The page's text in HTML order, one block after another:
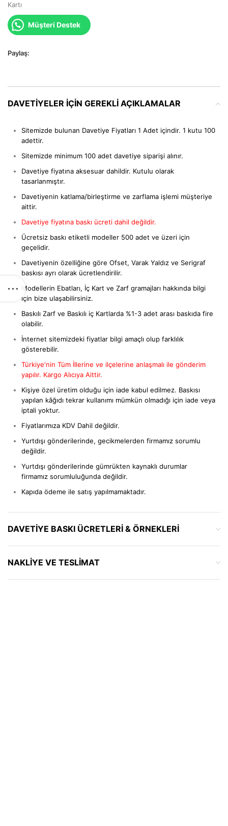
Kartı
Müşteri Destek
Paylaş:
DAVETIYELER IÇIN GEREKLI AÇIKLAMALAR
Sitemizde bulunan Davetiye Fiyatları 1 Adet içindir. 1 kutu 100
adettir.
Sitemizde minimum 100 adet davetiye siparişi alınır.
Davetiye fiyatına aksesuar dahildir. Kutulu olarak
tasarlanmıştır.
Davetiyenin katlama/birleştirme ve zarflama işlemi müşteriye
aittir.
Davetiye fiyatına baskı ücreti dahil değildir.
Ücretsiz baskı etiketli modeller 500 adet ve üzeri için
geçelidir.
Davetiyenin özelliğine göre Ofset, Varak Yaldız ve Serigraf
baskısı ayrı olarak ücretlendirilir.
Modellerin Ebatları, İç Kart ve Zarf gramajları hakkında bilgi
için bize ulaşabilirsiniz.
Baskılı Zarf ve Baskılı iç Kartlarda %1-3 adet arası baskıda fire
olabilir.
İnternet sitemizdeki fiyatlar bilgi amaçlı olup farklılık
gösterebilir.
Türkiye'nin Tüm İllerine ve ilçelerine anlaşmalı ile gönderim
yapılır. Kargo Alıcıya Aittir.
Kişiye özel üretim olduğu için iade kabul edilmez. Baskısı
yapılan kâğıdı tekrar kullanımı mümkün olmadığı için iade veya
iptali yoktur.
Fiyatlarımıza KDV Dahil değildir.
Yurtdışı gönderilerinde, gecikmelerden firmamız sorumlu
değildir.
Yurtdışı gönderilerinde gümrükten kaynaklı durumlar
firmamız sorumluluğunda değildir.
Kapıda ödeme ile satış yapılmamaktadır.
DAVETIYE BASKI ÜCRETLERI & ÖRNEKLERI
NAKLIYE VE TESLIMAT